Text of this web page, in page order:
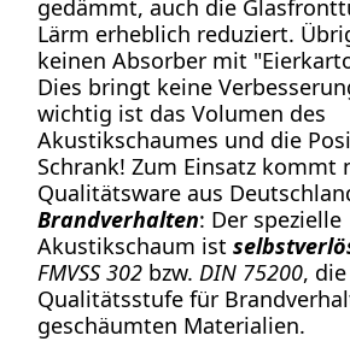
gedämmt, auch die
Lärm erheblich reduziert.
keinen Absorber mit
Dies bringt keine
wichtig ist das Volumen des
Akustikschaumes und die
Schrank! Zum Einsatz kommt
Qualitätsware aus
Brandverhalten: Der spezielle
Akustikschaum ist
FMVSS 302 bzw. DIN 75200,
Qualitätsstufe für
geschäumten Materialien.